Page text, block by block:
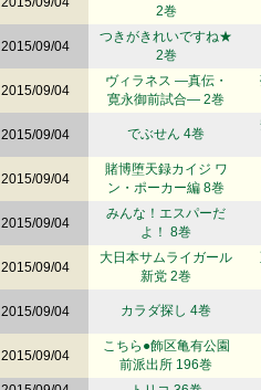
2巻
2015/09/04
つきがきれいですね★
2巻
2015/09/04
ヴィラネス ―真伝・
寛永御前試合― 2巻
2015/09/04 でぶせん 4巻
2015/09/04
賭博堕天録カイジ ワ
ン・ポーカー編 8巻
2015/09/04
みんな！エスパーだ
よ！ 8巻
2015/09/04
大日本サムライガール
新党 2巻
2015/09/04 カラダ探し 4巻
2015/09/04
こちら●飾区亀有公園
前派出所 196巻